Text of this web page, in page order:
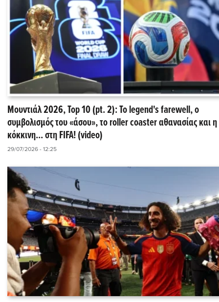
Μουντιάλ 2026, Top 10 (pt. 2): Το legend's farewell, ο
συμβολισμός του «άσου», το roller coaster αθανασίας και η
κόκκινη... στη FIFA! (video)
29/07/2026 - 12:25